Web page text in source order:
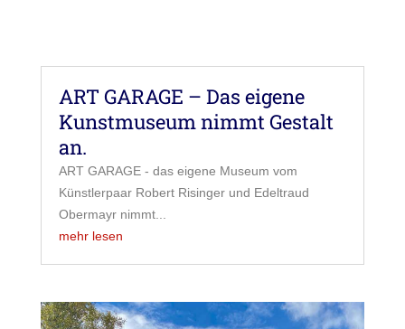
ART GARAGE – Das eigene
Kunstmuseum nimmt Gestalt
an.
ART GARAGE - das eigene Museum vom
Künstlerpaar Robert Risinger und Edeltraud
Obermayr nimmt...
mehr lesen